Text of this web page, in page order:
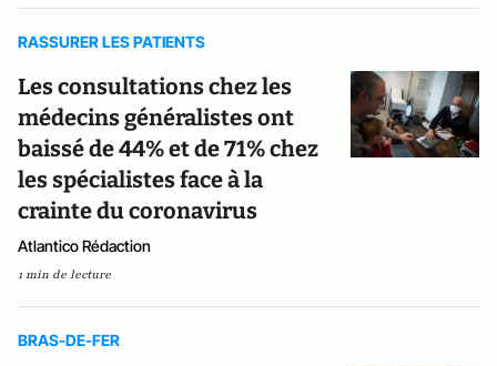
RASSURER LES PATIENTS
Les consultations chez les
médecins généralistes ont
baissé de 44% et de 71% chez
les spécialistes face à la
crainte du coronavirus
Atlantico Rédaction
1 min de lecture
BRAS-DE-FER